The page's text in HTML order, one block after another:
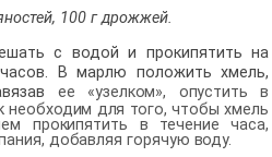
100 г дрожжей.
с водой и прокипятить на
В марлю положить хмель,
ее «узелком», опустить в
необходим для того,чтобы хмель
прокипятить в течение часа,
добавляя горячую воду.